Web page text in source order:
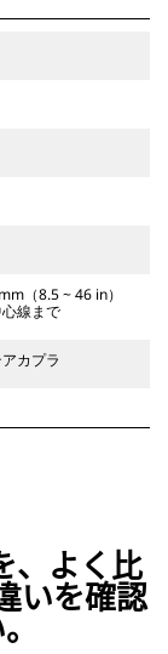
（8.5 ~ 46 in）
線まで
カプラ
、よく比
いを確認